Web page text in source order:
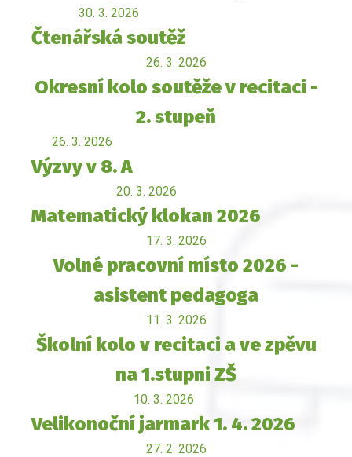
30. 3. 2026
Čtenářská soutěž
26. 3. 2026
Okresní kolo soutěže v recitaci -
2. stupeň
26. 3. 2026
Výzvy v 8. A
20. 3. 2026
Matematický klokan 2026
17. 3. 2026
Volné pracovní místo 2026 -
asistent pedagoga
11. 3. 2026
Školní kolo v recitaci a ve zpěvu
na 1.stupni ZŠ
10. 3. 2026
Velikonoční jarmark 1. 4. 2026
27. 2. 2026